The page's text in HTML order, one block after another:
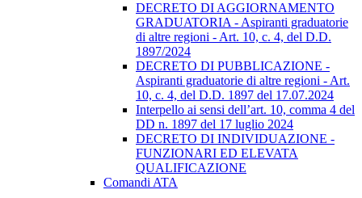
DECRETO DI AGGIORNAMENTO
GRADUATORIA - Aspiranti graduatorie
di altre regioni - Art. 10, c. 4, del D.D.
1897/2024
DECRETO DI PUBBLICAZIONE -
Aspiranti graduatorie di altre regioni - Art.
10, c. 4, del D.D. 1897 del 17.07.2024
Interpello ai sensi dell’art. 10, comma 4 del
DD n. 1897 del 17 luglio 2024
DECRETO DI INDIVIDUAZIONE -
FUNZIONARI ED ELEVATA
QUALIFICAZIONE
Comandi ATA